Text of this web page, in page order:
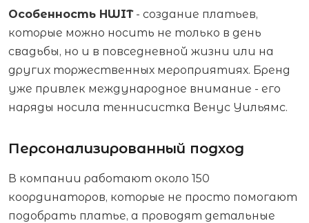
Особенность HWIT- создание платьев,
которые можно носить не только в день
свадьбы, но и в повседневной жизни или на
других торжественных мероприятиях. Бренд
уже привлек международное внимание - его
наряды носила теннисистка Венус Уильямс.
Персонализированный подход
В компании работают около 150
координаторов, которые не просто помогают
подобрать платье, а проводят детальные